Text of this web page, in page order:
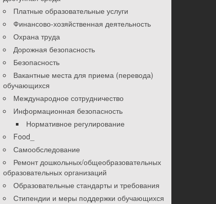
Платные образовательные услуги
Финансово-хозяйственная деятельность
Охрана труда
Дорожная безопасность
Безопасность
Вакантные места для приема (перевода)
обучающихся
Международное сотрудничество
Информационная безопасность
Нормативное регулирование
Food_
Самообследование
Ремонт дошкольных/общеобразовательных
образовательных организаций
Образовательные стандарты и требования
Стипендии и меры поддержки обучающихся